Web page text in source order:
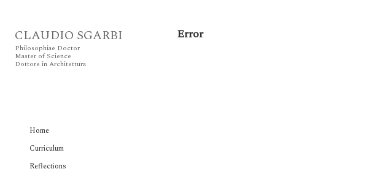
CLAUDIO SGARBI
Philosophiae Doctor
Master of Science
Dottore in Architettura
Home
Curriculum
Reflections
Error